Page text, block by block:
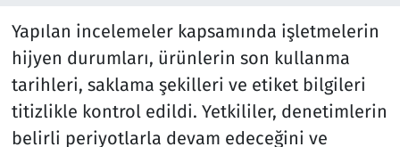
Yapılan incelemeler kapsamında işletmelerin
hijyen durumları, ürünlerin son kullanma
tarihleri, saklama şekilleri ve etiket bilgileri
titizlikle kontrol edildi. Yetkililer, denetimlerin
belirli periyotlarla devam edeceğini ve
Spor
Teknoloji ve Bilim
Televizyon